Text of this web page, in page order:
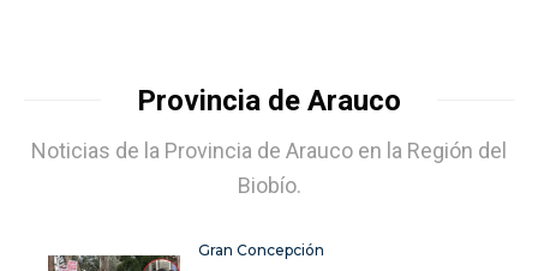
Provincia de Arauco
Noticias de la Provincia de Arauco en la Región del
Biobío.
Gran Concepción